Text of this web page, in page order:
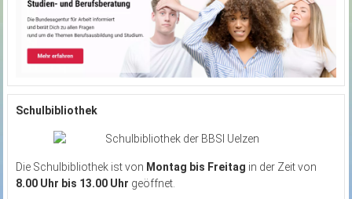
Schulbibliothek
Die Schulbibliothek ist von Montag bis Freitag in der Zeit von
8.00 Uhr bis 13.00 Uhr geöffnet.